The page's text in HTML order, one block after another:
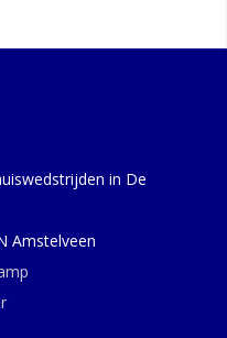
in De
Amstelveen